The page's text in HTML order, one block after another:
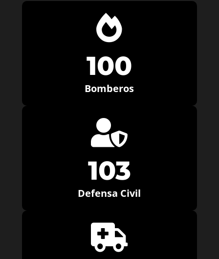

100
Bomberos

103
Defensa Civil
